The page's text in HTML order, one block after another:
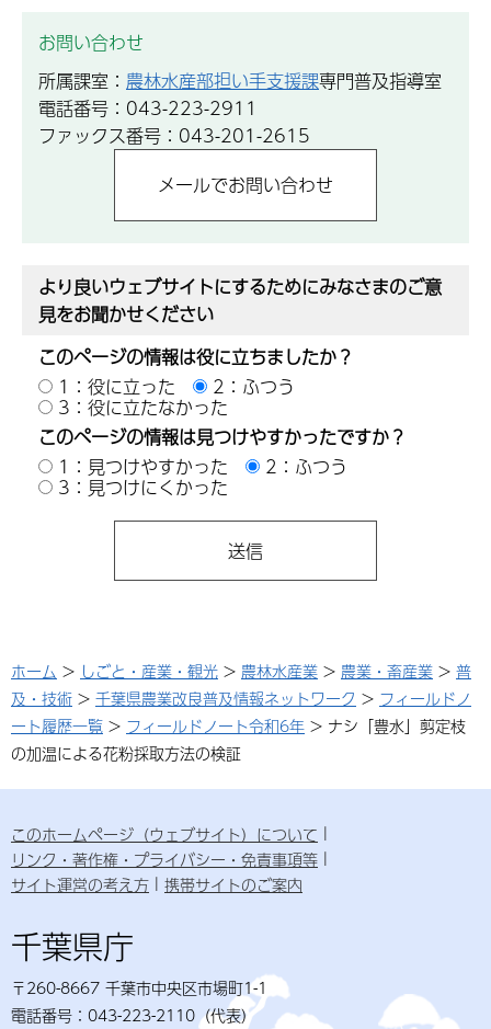
お問い合わせ
所属課室： 農林水産部担い手支援課専門普及指導室
電話番号：043-223-2911
ファックス番号：043-201-2615
より良いウェブサイトにするためにみなさまのご意
見をお聞かせください
このページの情報は役に立ちましたか？
1：役に立った
2：ふつう
3：役に立たなかった
このページの情報は見つけやすかったですか？
1：見つけやすかった
2：ふつう
3：見つけにくかった
ホーム > しごと・産業・観光 > 農林水産業 > 農業・畜産業 > 普
及・技術 > 千葉県農業改良普及情報ネットワーク > フィールドノ
ート履歴一覧 > フィールドノート令和6年 > ナシ「豊水」剪定枝
の加温による花粉採取方法の検証
このホームページ（ウェブサイト）について
リンク・著作権・プライバシー・免責事項等
サイト運営の考え方
携帯サイトのご案内
千葉県庁
〒260-8667 千葉市中央区市場町1-1
電話番号：043-223-2110（代表）